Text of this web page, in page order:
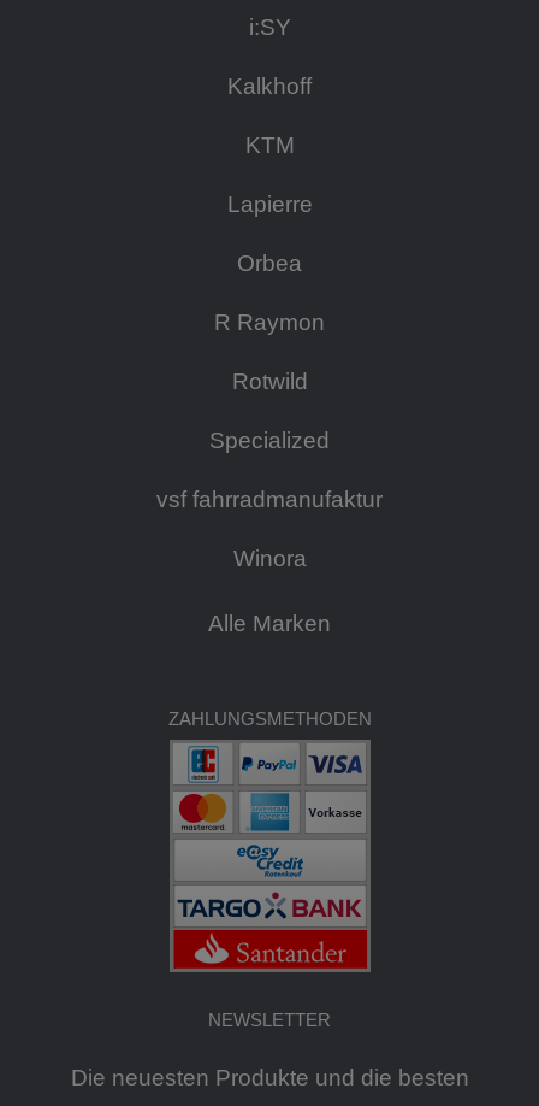
i:SY
Kalkhoff
KTM
Lapierre
Orbea
R Raymon
Rotwild
Specialized
vsf fahrradmanufaktur
Winora
Alle Marken
ZAHLUNGSMETHODEN
NEWSLETTER
Die neuesten Produkte und die besten